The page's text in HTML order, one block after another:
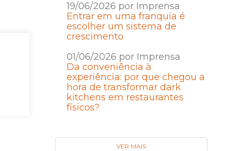
19/06/2026 por Imprensa
Entrar em uma franquia é
escolher um sistema de
crescimento
01/06/2026 por Imprensa
Da conveniência à
experiência: por que chegou a
hora de transformar dark
kitchens em restaurantes
físicos?
VER MAIS